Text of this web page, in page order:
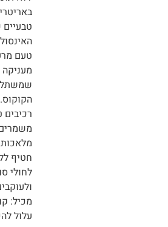
טעם
מעניקה
הקוקוס.
רכיבים
חטיף
לחולי
מכיל:
עלול